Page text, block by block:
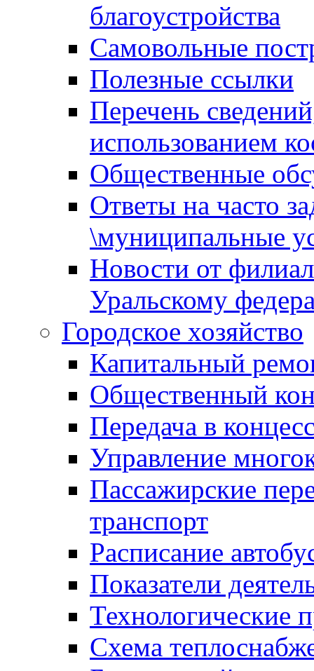
благоустройства
Самовольные
Полезные ссылки
Перечень
использованием
Общественные
Ответы на часто
\муниципальные
Новости от
Уральскому
Городское хозяйство
Капитальный
Общественный
Передача в
Управление
Пассажирские
транспорт
Расписание
Показатели
Технологические
Схема